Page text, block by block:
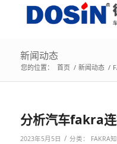
新闻动态
您的位置： 首页 / 新闻动态 /
分析汽车fakra
2023年5月5日 / 分类： FAKRA